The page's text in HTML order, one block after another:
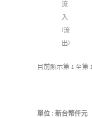
流
入
(流
出)
目前顯示第 1 至第
單位 : 新台幣仟元